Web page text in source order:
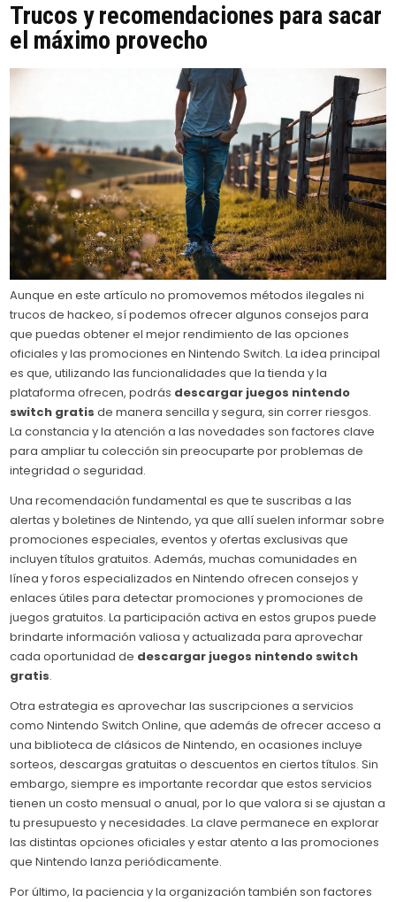
Trucos y recomendaciones para sacar
el máximo provecho
Aunque en este artículo no promovemos métodos ilegales ni
trucos de hackeo, sí podemos ofrecer algunos consejos para
que puedas obtener el mejor rendimiento de las opciones
oficiales y las promociones en Nintendo Switch. La idea principal
es que, utilizando las funcionalidades que la tienda y la
plataforma ofrecen, podrás descargar juegos nintendo
switch gratis de manera sencilla y segura, sin correr riesgos.
La constancia y la atención a las novedades son factores clave
para ampliar tu colección sin preocuparte por problemas de
integridad o seguridad.
Una recomendación fundamental es que te suscribas a las
alertas y boletines de Nintendo, ya que allí suelen informar sobre
promociones especiales, eventos y ofertas exclusivas que
incluyen títulos gratuitos. Además, muchas comunidades en
línea y foros especializados en Nintendo ofrecen consejos y
enlaces útiles para detectar promociones y promociones de
juegos gratuitos. La participación activa en estos grupos puede
brindarte información valiosa y actualizada para aprovechar
cada oportunidad de descargar juegos nintendo switch
gratis.
Otra estrategia es aprovechar las suscripciones a servicios
como Nintendo Switch Online, que además de ofrecer acceso a
una biblioteca de clásicos de Nintendo, en ocasiones incluye
sorteos, descargas gratuitas o descuentos en ciertos títulos. Sin
embargo, siempre es importante recordar que estos servicios
tienen un costo mensual o anual, por lo que valora si se ajustan a
tu presupuesto y necesidades. La clave permanece en explorar
las distintas opciones oficiales y estar atento a las promociones
que Nintendo lanza periódicamente.
Por último, la paciencia y la organización también son factores